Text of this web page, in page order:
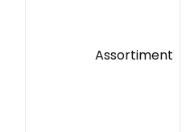
Assortiment